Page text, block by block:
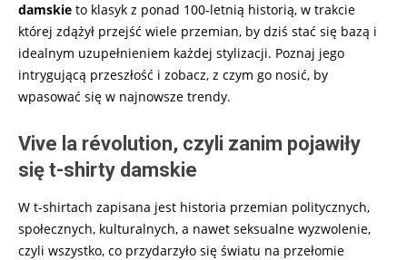
damskie to klasyk z ponad 100-letnią historią, w trakcie
której zdążył przejść wiele przemian, by dziś stać się bazą i
idealnym uzupełnieniem każdej stylizacji. Poznaj jego
intrygującą przeszłość i zobacz, z czym go nosić, by
wpasować się w najnowsze trendy.
Vive la révolution, czyli zanim pojawiły
się t-shirty damskie
W t-shirtach zapisana jest historia przemian politycznych,
społecznych, kulturalnych, a nawet seksualne wyzwolenie,
czyli wszystko, co przydarzyło się światu na przełomie